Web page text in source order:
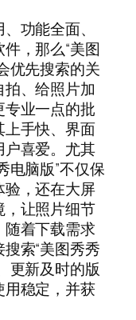
功能全面、
，那么“美图
优先搜索的关
、给照片加
业一点的批
手快、界面
喜爱。尤其
电脑版”不仅保
，还在大屏
让照片细节
着下载需求
索“美图秀秀
更新及时的版
稳定，并获